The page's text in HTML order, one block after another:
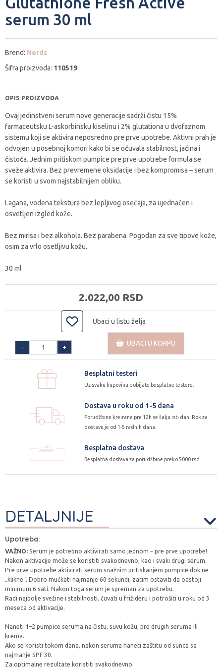
serum 30 ml
Brend: Nerds
Šifra proizvoda: 110519
OPIS PROIZVODA
Ovaj jedinstveni serum nove generacije sadrži čistu 15%
farmaceutsku L-askorbinsku kiselinu i 2% glutationa u dvofaznom
sistemu koji se aktivira neposredno pre prve upotrebe. Aktivni prah je
odvojen u posebnoj komori kako bi se očuvala stabilnost, jačina i
čistoća. Jednim pritiskom pumpice pre prve upotrebe formula se
sveže aktivira. Bez prevremene oksidacije i bez kompromisa – serum
se koristi u svom najstabilnijem obliku.
Lagana, vodena tekstura bez lepljivog osećaja, za ujednačen i
osvetljen izgled kože.
Bez mirisa i bez alkohola. Bez parabena. Pogodan za sve tipove kože,
osim za vrlo osetljivu kožu.
30 ml
2.022,00 RSD
+
-
Ubaci u listu želja
UBACI U KORPU
Besplatni testeri
Uz svaku kupovinu dobijate besplatne testere.
Dostava u roku od 1-5 dana
Porudžbine kreirane pre 12h se šalju isti dan. Rok za
dostavu je od 1-5 radnih dana.
Besplatna dostava
Besplatna dostava za porudžbine preko 5000 rsd.
DETALJNIJE
Upotreba:
VAŽNO: Serum je potrebno aktivirati samo jednom – pre prve upotrebe!
Nakon aktivacije može se koristiti svakodnevno, kao i svaki drugi serum.
Pre prve upotrebe aktivirati serum snažnim pritiskanjem pumpice dok ne
„klikne“. Dobro mućkati najmanje 60 sekundi, zatim ostaviti da odstoji
minimum 6 sati. Nakon toga serum je spreman za upotrebu.
Radi najbolje svežine i stabilnosti, čuvati u frižideru i potrošiti u roku od 3
meseca od aktivacije.
Naneti 1–2 pumpice seruma na čistu, suvu kožu, pre drugih seruma ili
krema.
Ako se koristi tokom dana, nakon seruma naneti zaštitu od sunca sa
najmanje SPF 30.
Za optimalne rezultate koristiti svakodnevno.